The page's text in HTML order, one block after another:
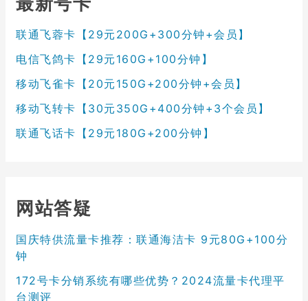
联通飞蓉卡【29元200G+300分钟+会员】
电信飞鸽卡【29元160G+100分钟】
移动飞雀卡【20元150G+200分钟+会员】
移动飞转卡【30元350G+400分钟+3个会员】
联通飞话卡【29元180G+200分钟】
网站答疑
国庆特供流量卡推荐：联通海洁卡 9元80G+100分
钟
172号卡分销系统有哪些优势？2024流量卡代理平
台测评